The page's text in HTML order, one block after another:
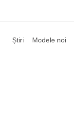
Știri Modele noi